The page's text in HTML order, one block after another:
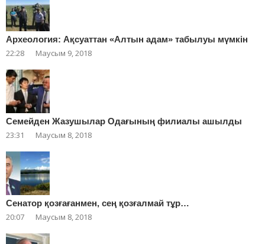
Археология: Ақсуаттан «Алтын адам» табылуы мүмкін
22:28 Маусым 9, 2018
Cемейден Жазушылар Одағының филиалы ашылды
23:31 Маусым 8, 2018
Сенатор қозғағанмен, сең қозғалмай тұр…
20:07 Маусым 8, 2018